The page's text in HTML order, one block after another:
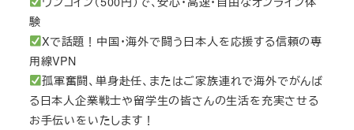
験
Xで話題！中国・海外で闘う日本人を応援する信頼の専
用線VPN
孤軍奮闘、単身赴任、またはご家族連れで海外でがんば
る日本人企業戦士や留学生の皆さんの生活を充実させる
お手伝いをいたします！